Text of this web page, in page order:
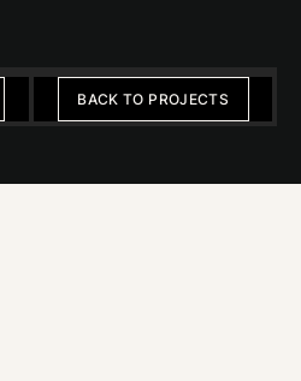
BACK TO PROJECTS